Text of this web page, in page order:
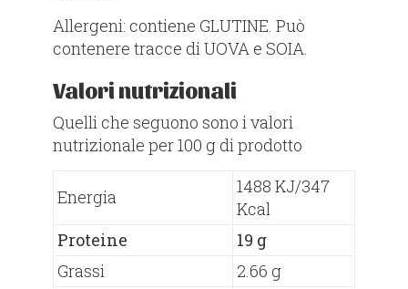
Allergeni: contiene GLUTINE. Può
contenere tracce di UOVA e SOIA.
Valori nutrizionali
Quelli che seguono sono i valori
nutrizionale per 100 g di prodotto
​Energia
1488 KJ/347
Kcal
​Proteine​
19 g​
​Grassi​
2.66 g​